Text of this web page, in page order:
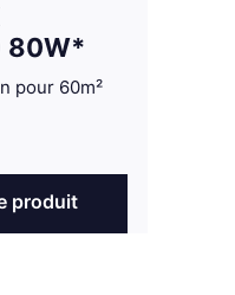
80W*
pour 60m²
produit